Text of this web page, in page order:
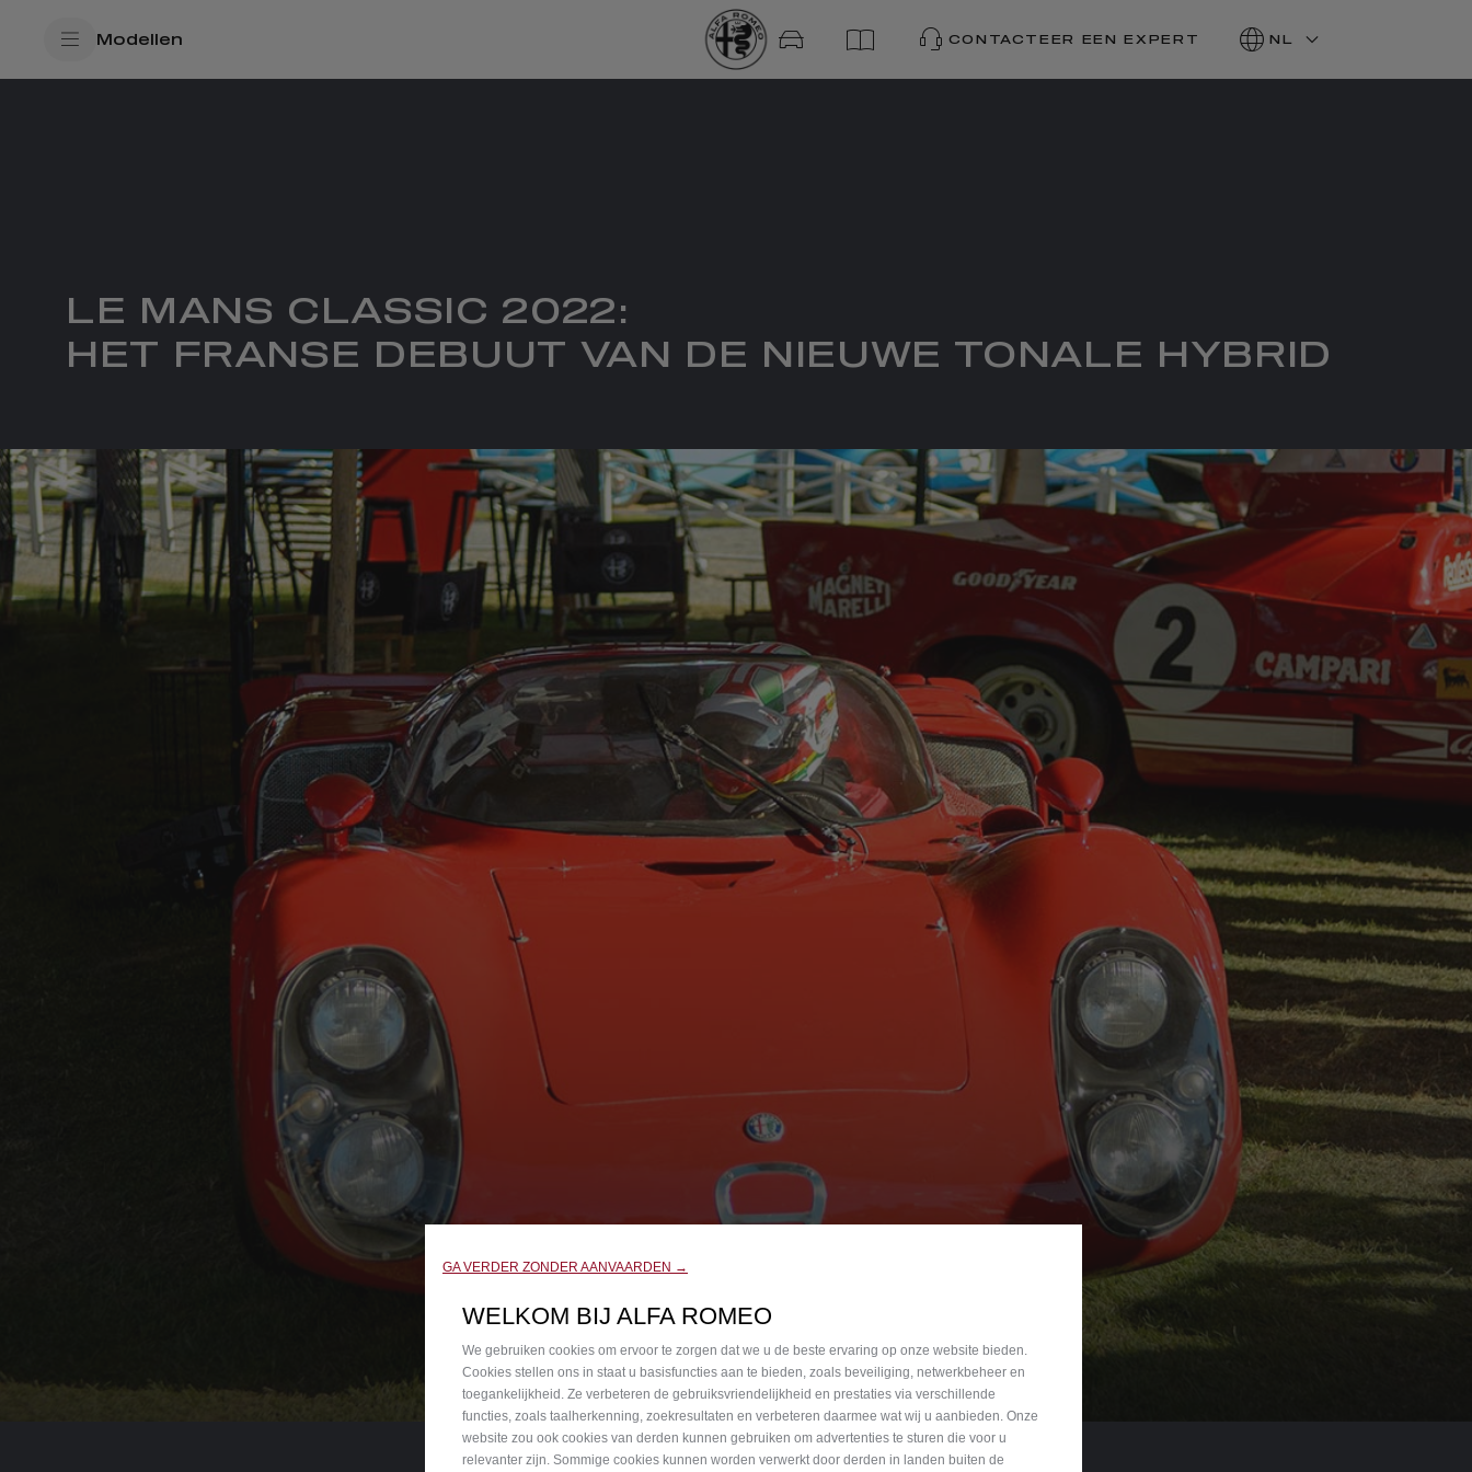
Modellen CONTACTEER EEN EXPERT NL
LE MANS CLASSIC 2022:
HET FRANSE DEBUUT VAN DE NIEUWE TONALE HYBRID
GA VERDER ZONDER AANVAARDEN →
WELKOM BIJ ALFA ROMEO
We gebruiken cookies om ervoor te zorgen dat we u de beste ervaring op onze website bieden.
Cookies stellen ons in staat u basisfuncties aan te bieden, zoals beveiliging, netwerkbeheer en
toegankelijkheid. Ze verbeteren de gebruiksvriendelijkheid en prestaties via verschillende
functies, zoals taalherkenning, zoekresultaten en verbeteren daarmee wat wij u aanbieden. Onze
website zou ook cookies van derden kunnen gebruiken om advertenties te sturen die voor u
relevanter zijn. Sommige cookies kunnen worden verwerkt door derden in landen buiten de